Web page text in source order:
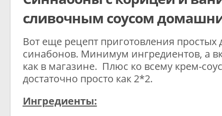
сливочным соусом
Вот еще рецепт приготовления
синабонов. Минимум ингредиентов, а
как в магазине. Плюс ко всему крем-
достаточно просто как 2*2.
Ингредиенты: